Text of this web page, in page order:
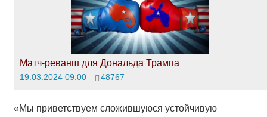
Матч-реванш для Дональда Трампа
19.03.2024 09:00 48767
«Мы приветствуем сложившуюся устойчивую